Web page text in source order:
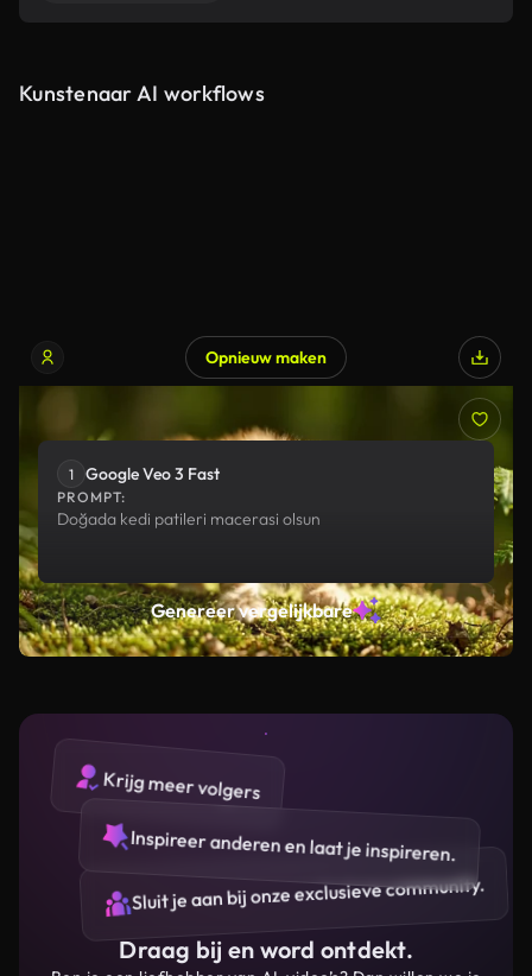
Kunstenaar AI workflows
Opnieuw maken
1 Google Veo 3 Fast
PROMPT:
Doğada kedi patileri macerasi olsun
Genereer vergelijkbare
Krijg meer volgers
Inspireer anderen en laat je inspireren.
Sluit je aan bij onze exclusieve community.
Draag bij en word ontdekt.